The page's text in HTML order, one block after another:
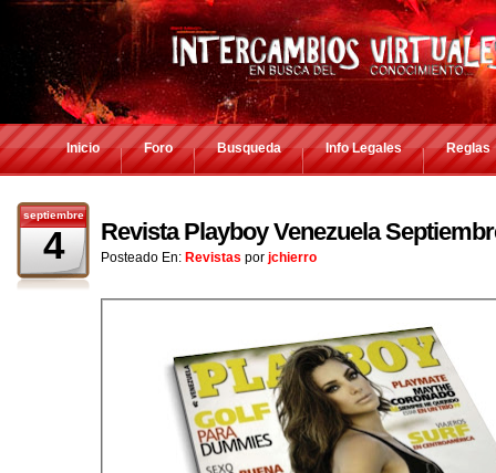
Inicio Foro Busqueda Info Legales Reglas
septiembre
4 Revista Playboy Venezuela
Posteado En: Revistas por jchierro